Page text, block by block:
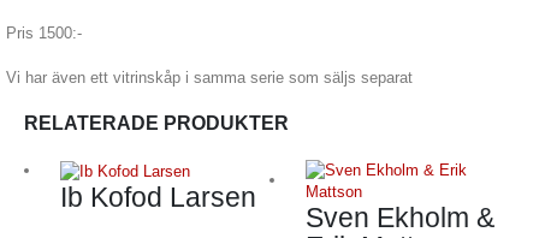
Pris 1500:-
Vi har även ett vitrinskåp i samma serie som säljs separat
RELATERADE PRODUKTER
Ib Kofod Larsen
Sven Ekholm &